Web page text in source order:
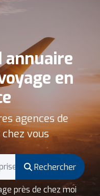
annuaire
en
agences de
vous
Rechercher
près de chez moi